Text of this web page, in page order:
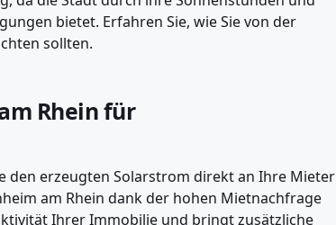
bietet. Erfahren Sie, wie Sie von der
sollten.
Rhein für
den erzeugten Solarstrom direkt an Ihre Mieter
am Rhein dank der hohen Mietnachfrage
Ihrer Immobilie und bringt zusätzliche